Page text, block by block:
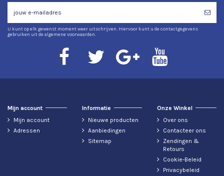
U kunt op elk gewenst moment weer uitschrijven. Hiervoor kunt u de contactgegevens
gebruiken uit de algemene voorwaarden.
Mijn account
Mijn account
Adressen
Informatie
Nieuwe producten
Aanbiedingen
Sitemap
Onze Winkel
Over ons
Contacteer ons
Zendingen &
Retours
Cookie-Beleid
Privacybeleid